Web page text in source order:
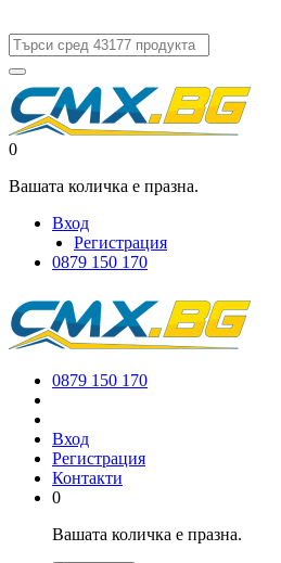
0
Вашата количка е празна.
Вход
Регистрация
0879 150 170
0879 150 170
Вход
Регистрация
Контакти
0
Вашата количка е празна.